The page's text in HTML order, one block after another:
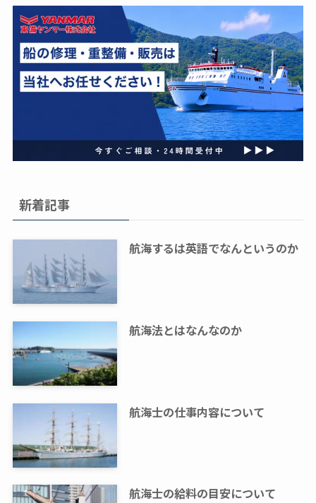
新着記事
航海するは英語でなんというのか
航海法とはなんなのか
航海士の仕事内容について
航海士の給料の目安について